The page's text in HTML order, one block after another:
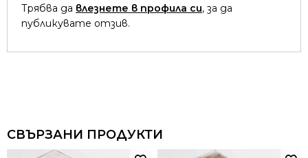
Трябва да влезнете в профила си, за да
публикувате отзив.
СВЪРЗАНИ ПРОДУКТИ